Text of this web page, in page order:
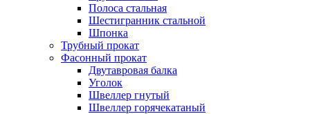
Полоса стальная
Шестигранник стальной
Шпонка
Трубный прокат
Фасонный прокат
Двутавровая балка
Уголок
Швеллер гнутый
Швеллер горячекатаный